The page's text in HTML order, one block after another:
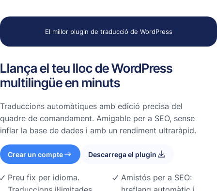
El millor plugin de traducció de WordPress
Llança el teu lloc de WordPress
multilingüe en minuts
Traduccions automàtiques amb edició precisa del
quadre de comandament. Amigable per a SEO, sense
inflar la base de dades i amb un rendiment ultraràpid.
Crear un compte Descarrega el plugin
Preu fix per idioma.
Amistós per a SEO: